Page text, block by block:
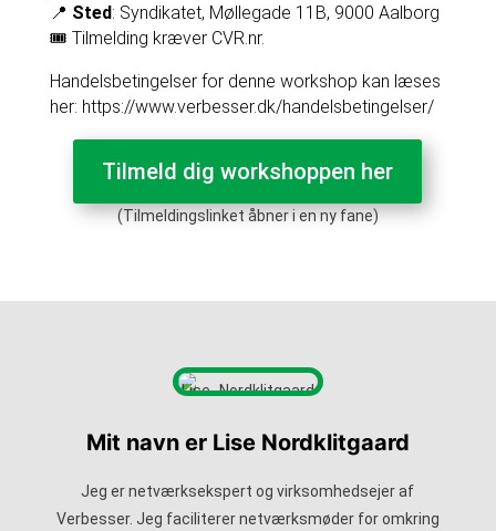
📍 Sted: Syndikatet, Møllegade 11B, 9000 Aalborg
🎟️ Tilmelding kræver CVR.nr.
Handelsbetingelser for denne workshop kan læses
her: https://www.verbesser.dk/handelsbetingelser/
Tilmeld dig workshoppen her
(Tilmeldingslinket åbner i en ny fane)
Mit navn er Lise Nordklitgaard
Jeg er netværksekspert og virksomhedsejer af
Verbesser. Jeg faciliterer netværksmøder for omkring